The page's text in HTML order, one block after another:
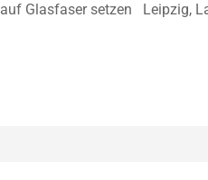
Glasfaser setzen Leipzig,